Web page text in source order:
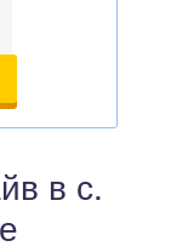
в с.